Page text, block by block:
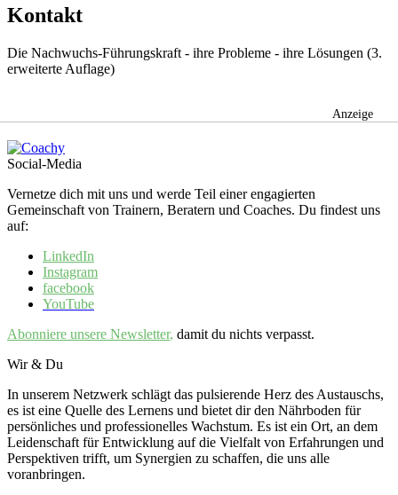
Kontakt
Die Nachwuchs-Führungskraft - ihre Probleme - ihre Lösungen (3.
erweiterte Auflage)
Anzeige
Social-Media
Vernetze dich mit uns und werde Teil einer engagierten
Gemeinschaft von Trainern, Beratern und Coaches. Du findest uns
auf:
LinkedIn
Instagram
facebook
YouTube
Abonniere unsere Newsletter, damit du nichts verpasst.
Wir & Du
In unserem Netzwerk schlägt das pulsierende Herz des Austauschs,
es ist eine Quelle des Lernens und bietet dir den Nährboden für
persönliches und professionelles Wachstum. Es ist ein Ort, an dem
Leidenschaft für Entwicklung auf die Vielfalt von Erfahrungen und
Perspektiven trifft, um Synergien zu schaffen, die uns alle
voranbringen.